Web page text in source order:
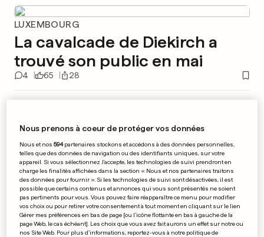
LUXEMBOURG
La cavalcade de Diekirch a
trouvé son public en mai
4 65 28
influenceuse: «Pourquoi
suis-je toujours en vie?»
20 129 3
ISRAËL
Un Palestinien tué par
l'armée, un policier israélien
poignardé à Jérusalem
Nous prenons à coeur de protéger vos données
Nous et nos594partenaires stockons et accédons à des données personnelles,
telles que des données de navigation ou des identifiants uniques, sur votre
appareil. Si vous sélectionnez J'accepte, les technologies de suivi prendront en
charge les finalités affichées dans la section « Nous et nos partenaires traitons
des données pour fournir ». Si les technologies de suivi sont désactivées, il est
possible que certains contenus et annonces qui vous sont présentés ne soient
pas pertinents pour vous. Vous pouvez faire réapparaître ce menu pour modifier
vos choix ou pour retirer votre consentement à tout moment en cliquant sur le lien
Gérer mes préférences en bas de page [ou l'icône flottante en bas à gauche de la
page Web, le cas échéant]. Les choix que vous avez fait aurons un effet sur notre ou
nos Site Web. Pour plus d’informations, reportez-vous à notre politique de